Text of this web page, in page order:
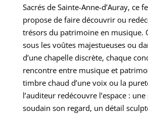
Sacrés de Sainte-Anne-d’Auray, ce
propose de faire découvrir ou
trésors du patrimoine en musique.
sous les voûtes majestueuses ou
d’une chapelle discrète, chaque
rencontre entre musique et
timbre chaud d’une voix ou la
l’auditeur redécouvre l’espace :
soudain son regard, un détail